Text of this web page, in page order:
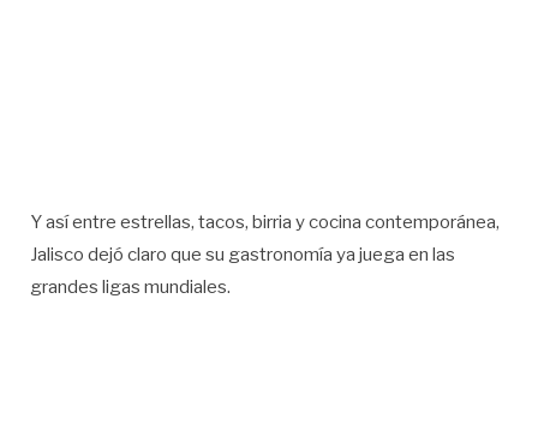
Y así entre estrellas, tacos, birria y cocina contemporánea,
Jalisco dejó claro que su gastronomía ya juega en las
grandes ligas mundiales.